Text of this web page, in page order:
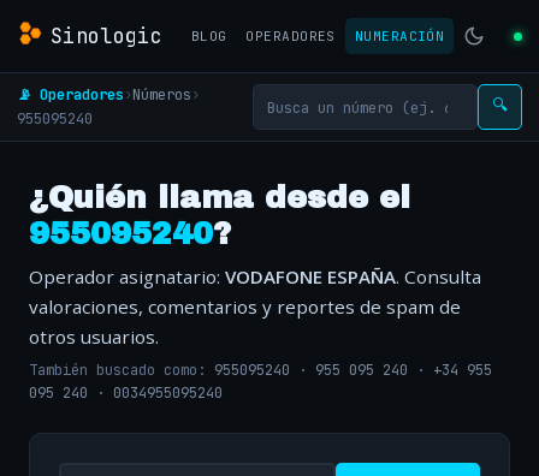
Sinologic BLOG OPERADORES NUMERACIÓN
📡 Operadores›Números›
955095240
🔍
¿Quién llama desde el
955095240?
Operador asignatario: VODAFONE ESPAÑA. Consulta
valoraciones, comentarios y reportes de spam de
otros usuarios.
También buscado como: 955095240 · 955 095 240 · +34 955
095 240 · 0034955095240